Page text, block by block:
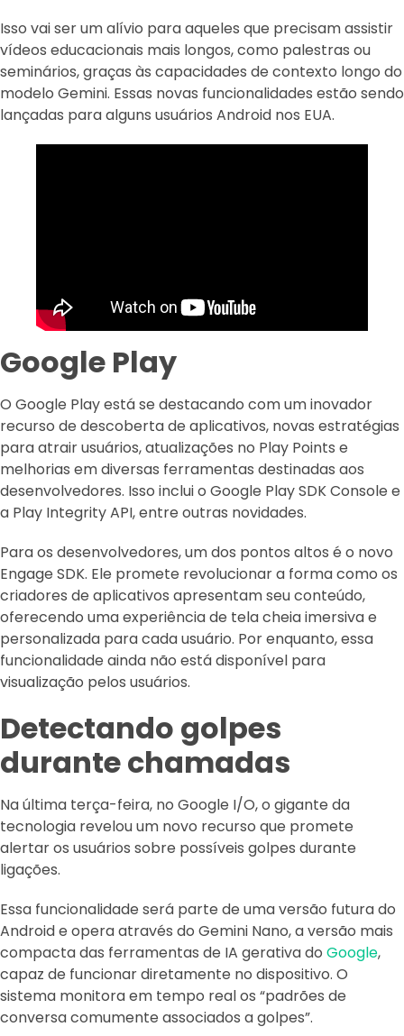
Isso vai ser um alívio para aqueles que precisam assistir
vídeos educacionais mais longos, como palestras ou
seminários, graças às capacidades de contexto longo do
modelo Gemini. Essas novas funcionalidades estão sendo
lançadas para alguns usuários Android nos EUA.
Google Play
O Google Play está se destacando com um inovador
recurso de descoberta de aplicativos, novas estratégias
para atrair usuários, atualizações no Play Points e
melhorias em diversas ferramentas destinadas aos
desenvolvedores. Isso inclui o Google Play SDK Console e
a Play Integrity API, entre outras novidades.
Para os desenvolvedores, um dos pontos altos é o novo
Engage SDK. Ele promete revolucionar a forma como os
criadores de aplicativos apresentam seu conteúdo,
oferecendo uma experiência de tela cheia imersiva e
personalizada para cada usuário. Por enquanto, essa
funcionalidade ainda não está disponível para
visualização pelos usuários.
Detectando golpes
durante chamadas
Na última terça-feira, no Google I/O, o gigante da
tecnologia revelou um novo recurso que promete
alertar os usuários sobre possíveis golpes durante
ligações.
Essa funcionalidade será parte de uma versão futura do
Android e opera através do Gemini Nano, a versão mais
compacta das ferramentas de IA gerativa do Google,
capaz de funcionar diretamente no dispositivo. O
sistema monitora em tempo real os “padrões de
conversa comumente associados a golpes”.